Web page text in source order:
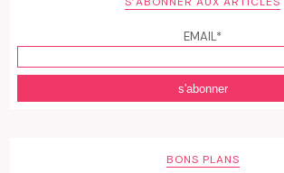
EMAIL*
BONS PLANS